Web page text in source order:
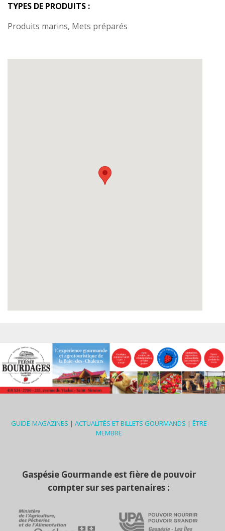
TYPES DE PRODUITS :
Produits marins, Mets préparés
GUIDE-MAGAZINES | ACTUALITÉS ET BILLETS GOURMANDS | ÊTRE
MEMBRE
Gaspésie Gourmande est fière de pouvoir
compter sur ses partenaires :